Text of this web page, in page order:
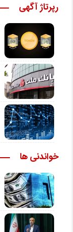
رپرتاژ آگهی
خواندنی ها